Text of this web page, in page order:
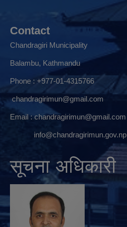
Contact
Chandragiri Municipality
Balambu, Kathmandu
Phone : +977-01-4315766
chandragirimun@gmail.com
Email :chandragirimun@gmail.com
info@chandragirimun.gov.np
सूचना अधिकारी